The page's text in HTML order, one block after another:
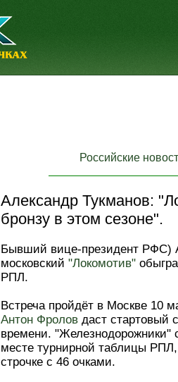
Российские
Александр Тукманов:
бронзу в этом сезоне".
Бывший вице‑президент РФС)
московский "Локомотив"
РПЛ.
Встреча пройдёт в Москве 10
Антон Фролов даст стартовый
времени. "Железнодорожники"
месте турнирной таблицы
строчке с 46 очками.